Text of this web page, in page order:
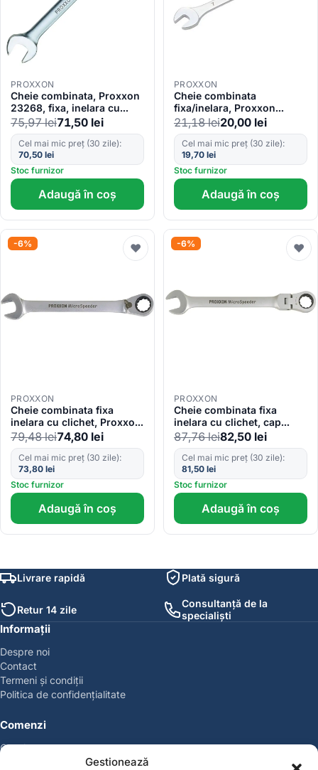
Gestionează
PROXXON
Cheie combinata, Proxxon
23268, fixa, inelara cu
clichet, 19mm
75,97lei71,50 lei
Cel mai mic preț (30 zile):
70,50 lei
Stoc furnizor
Adaugă în coș
PROXXON
Cheie combinata
fixa/inelara, Proxxon
23907, Slim – Line, 7mm
21,18lei20,00 lei
Cel mai mic preț (30 zile):
19,70 lei
Stoc furnizor
Adaugă în coș
-6% ♥
PROXXON
Cheie combinata fixa
inelara cu clichet, Proxxon
23136, 14mm
79,48lei74,80 lei
Cel mai mic preț (30 zile):
73,80 lei
Stoc furnizor
Adaugă în coș
-6% ♥
PROXXON
Cheie combinata fixa
inelara cu clichet, cap
oscilant, Proxxon 23051,
14 mm
87,76lei82,50 lei
Cel mai mic preț (30 zile):
81,50 lei
Stoc furnizor
Adaugă în coș
Livrare rapidă Plată sigură
Retur 14 zile
Consultanță de la
specialiști
Informații
Despre noi
Contact
Termeni și condiții
Politica de confidențialitate
Comenzi
Coșul meu